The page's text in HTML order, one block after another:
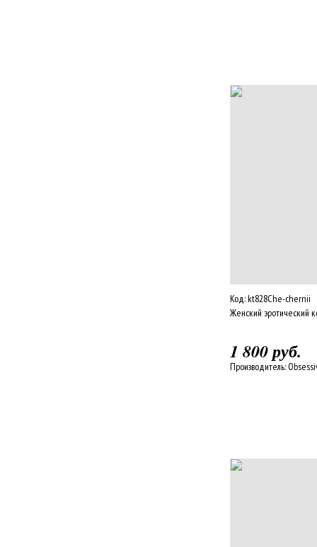
Код:kt828Che-chernii
Женский эротический
1 800 руб.
Производитель: